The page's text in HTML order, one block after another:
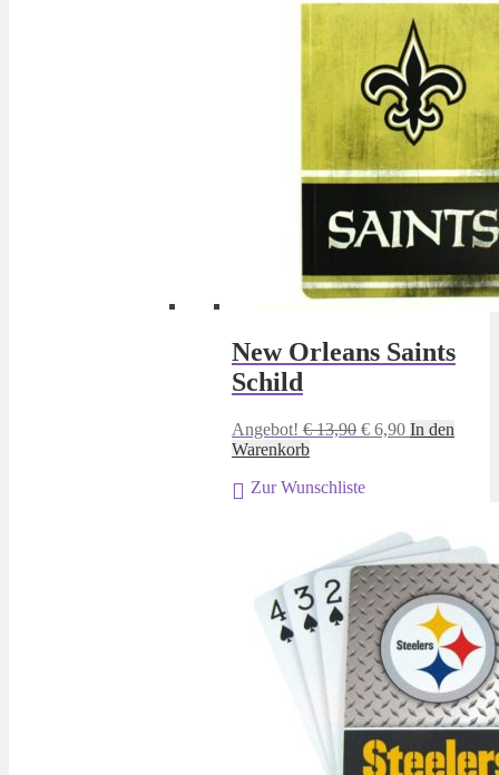
New Orleans Saints
Schild
Angebot! €13,90 Ursprünglicher
€ 13,90
€ 6,90Aktueller
In den
Warenkorb
Zur Wunschliste